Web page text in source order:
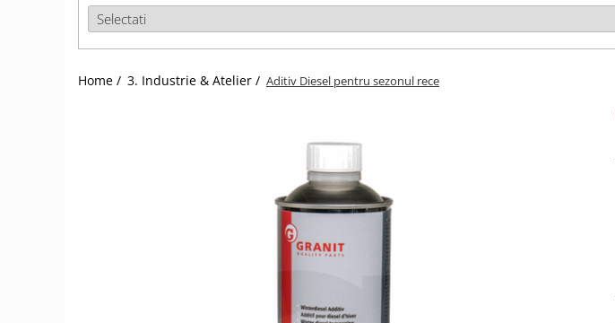
Puncte si mecanism de ridicare
Home / 3. Industrie & Atelier / Aditiv Diesel pentru sezonul rece